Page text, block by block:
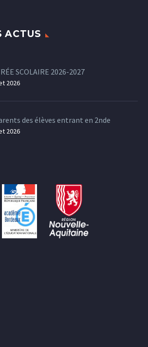
ACTUS
SCOLAIRE 2026-2027
2026
des élèves entrant en 2nde
2026